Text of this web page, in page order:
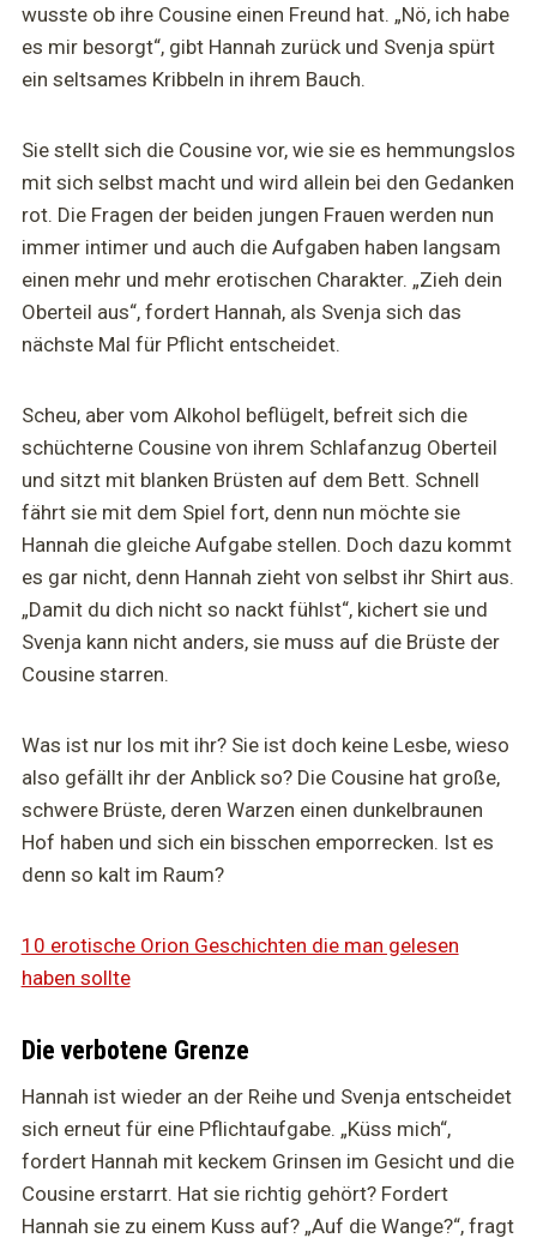
wusste ob ihre Cousine einen Freund hat. „Nö, ich habe
es mir besorgt“, gibt Hannah zurück und Svenja spürt
ein seltsames Kribbeln in ihrem Bauch.
Sie stellt sich die Cousine vor, wie sie es hemmungslos
mit sich selbst macht und wird allein bei den Gedanken
rot. Die Fragen der beiden jungen Frauen werden nun
immer intimer und auch die Aufgaben haben langsam
einen mehr und mehr erotischen Charakter. „Zieh dein
Oberteil aus“, fordert Hannah, als Svenja sich das
nächste Mal für Pflicht entscheidet.
Scheu, aber vom Alkohol beflügelt, befreit sich die
schüchterne Cousine von ihrem Schlafanzug Oberteil
und sitzt mit blanken Brüsten auf dem Bett. Schnell
fährt sie mit dem Spiel fort, denn nun möchte sie
Hannah die gleiche Aufgabe stellen. Doch dazu kommt
es gar nicht, denn Hannah zieht von selbst ihr Shirt aus.
„Damit du dich nicht so nackt fühlst“, kichert sie und
Svenja kann nicht anders, sie muss auf die Brüste der
Cousine starren.
Was ist nur los mit ihr? Sie ist doch keine Lesbe, wieso
also gefällt ihr der Anblick so? Die Cousine hat große,
schwere Brüste, deren Warzen einen dunkelbraunen
Hof haben und sich ein bisschen emporrecken. Ist es
denn so kalt im Raum?
10 erotische Orion Geschichten die man gelesen
haben sollte
Die verbotene Grenze
Hannah ist wieder an der Reihe und Svenja entscheidet
sich erneut für eine Pflichtaufgabe. „Küss mich“,
fordert Hannah mit keckem Grinsen im Gesicht und die
Cousine erstarrt. Hat sie richtig gehört? Fordert
Hannah sie zu einem Kuss auf? „Auf die Wange?“, fragt